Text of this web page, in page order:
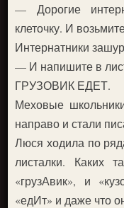
— Дорогие
клеточку. И
Интернатники
— И напишите в
ГРУЗОВИК ЕДЕТ.
Меховые
направо и стали
Люся ходила по
листалки. Каких
«грузАвик», и
«едИт» и даже что